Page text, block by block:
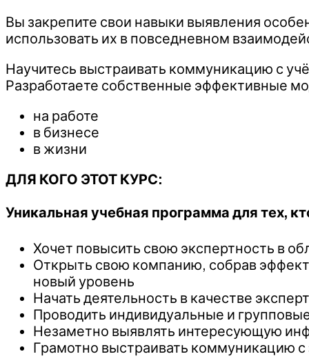
Вы закрепите свои навыки выявления
использовать их в повседневном
Научитесь выстраивать коммуникацию с
Разработаете собственные эффективные
на работе
в бизнесе
в жизни
ДЛЯ КОГО ЭТОТ КУРС:
Уникальная учебная программа для тех,
Хочет повысить свою экспертность в
Открыть свою компанию, собрав
новый уровень
Начать деятельность в качестве
Проводить индивидуальные и
Незаметно выявлять интересующую
Грамотно выстраивать коммуникацию